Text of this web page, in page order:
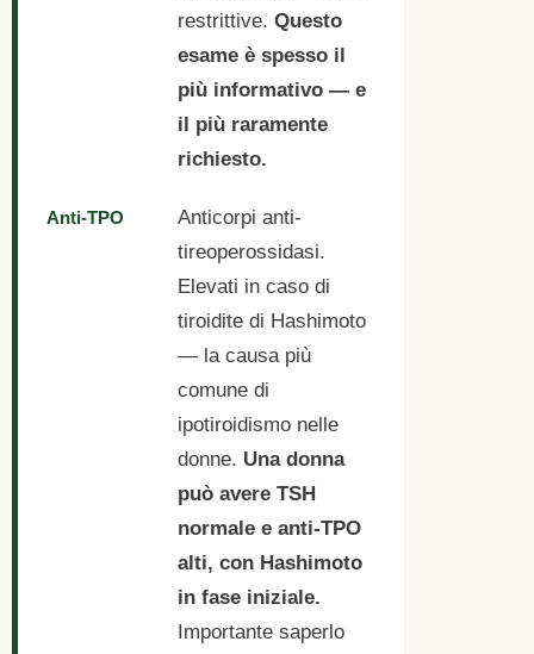
restrittive. Questo
esame è spesso il
più informativo — e
il più raramente
richiesto.
Anti-TPO
Anticorpi anti-
tireoperossidasi.
Elevati in caso di
tiroidite di Hashimoto
— la causa più
comune di
ipotiroidismo nelle
donne. Una donna
può avere TSH
normale e anti-TPO
alti, con Hashimoto
in fase iniziale.
Importante saperlo